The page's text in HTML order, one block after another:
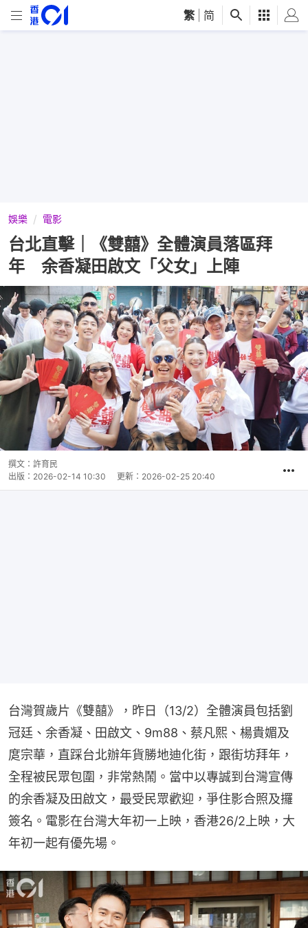
繁 简
娛樂 電影
台北直擊｜《雙囍》全體演員落區拜
年 余香凝田啟文「父女」上陣
撰文： 許育民
出版： 2026-02-14 10:30 更新： 2026-02-25 20:40
台灣賀歲片《雙囍》，昨日（13/2）全體演員包括劉
冠廷、余香凝、田啟文、9m88、蔡凡熙、楊貴媚及
庹宗華，直踩台北辦年貨勝地迪化街，跟街坊拜年，
全程被民眾包圍，非常熱鬧。當中以專誠到台灣宣傳
的余香凝及田啟文，最受民眾歡迎，爭住影合照及攞
簽名。電影在台灣大年初一上映，香港26/2上映，大
年初一起有優先場。